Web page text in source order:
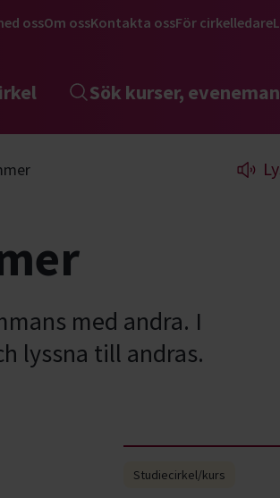
ossOm ossKontakta ossFör cirkelledare
Sök kurser,
med andra. I
lyssna till andras.
Studiecirkel/kurs